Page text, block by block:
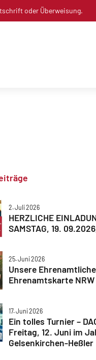
oder Überweisung.
2. Juli 2026
HERZLICHE
SAMSTAG, 19.
25. Juni 2026
Unsere
Ehrenamtskarte NRW
17. Juni 2026
Ein tolles Turnier –
Freitag, 12. Juni im
Gelsenkirchen-Heßler